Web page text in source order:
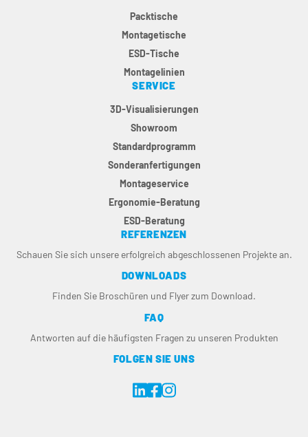
Packtische
Montagetische
ESD-Tische
Montagelinien
SERVICE
3D-Visualisierungen
Showroom
Standardprogramm
Sonderanfertigungen
Montageservice
Ergonomie-Beratung
ESD-Beratung
REFERENZEN
Schauen Sie sich unsere erfolgreich abgeschlossenen Projekte an.
DOWNLOADS
Finden Sie Broschüren und Flyer zum Download.
FAQ
Antworten auf die häufigsten Fragen zu unseren Produkten
FOLGEN SIE UNS